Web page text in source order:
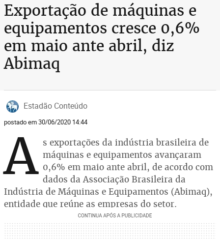
Exportação de máquinas e
equipamentos cresce 0,6%
em maio ante abril, diz
Abimaq
Estadão Conteúdo
postado em 30/06/2020 14:44
A s exportações da indústria brasileira de
máquinas e equipamentos avançaram
0,6% em maio ante abril, de acordo com
dados da Associação Brasileira da
Indústria de Máquinas e Equipamentos (Abimaq),
entidade que reúne as empresas do setor.